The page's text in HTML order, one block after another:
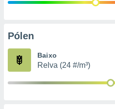
Pólen
Baixo
Relva (24 #/m³)